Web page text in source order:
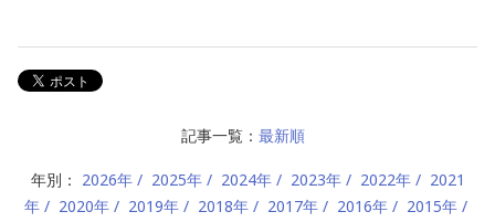
記事一覧： 最新順
年別： 2026年 2025年 2024年 2023年 2022年
2021
年
2020年 2019年 2018年 2017年 2016年
2015年